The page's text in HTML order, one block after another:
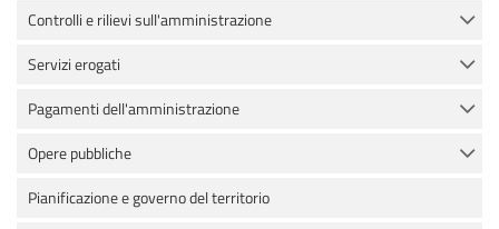
Controlli e rilievi sull'amministrazione
Servizi erogati
Pagamenti dell'amministrazione
Opere pubbliche
Pianificazione e governo del territorio